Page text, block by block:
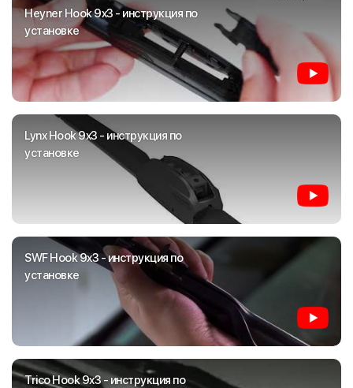
Heyner Hook 9x3 - инструкция по
установке
Lynx Hook 9x3 - инструкция по
установке
SWF Hook 9x3 - инструкция по
установке
Trico Hook 9x3 - инструкция по